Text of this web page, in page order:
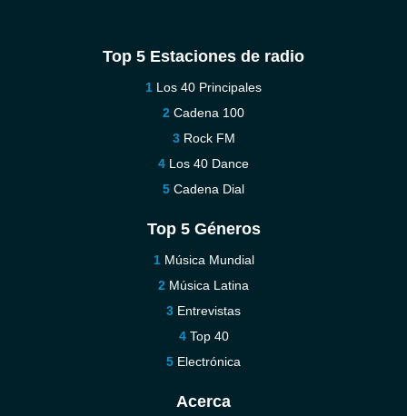
Top 5 Estaciones de radio
Los 40 Principales
Cadena 100
Rock FM
Los 40 Dance
Cadena Dial
Top 5 Géneros
Música Mundial
Música Latina
Entrevistas
Top 40
Electrónica
Acerca